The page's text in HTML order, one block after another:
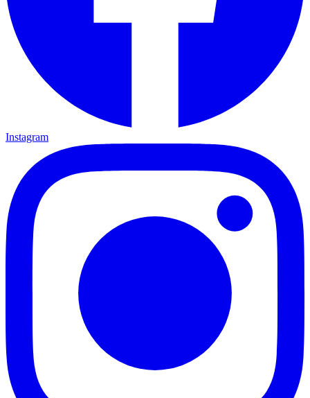
Instagram